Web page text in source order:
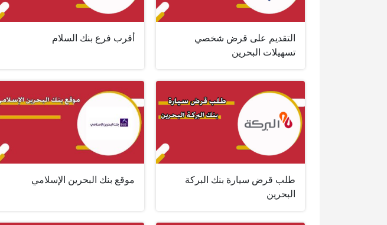
التقديم على قرض شخصي
تسهيلات البحرين
أقرب فرع بنك السلام
طلب قرض سيارة بنك البركة
البحرين
موقع بنك البحرين الإسلامي